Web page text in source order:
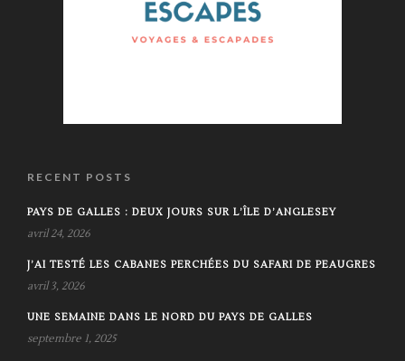
RECENT POSTS
PAYS DE GALLES : DEUX JOURS SUR L’ÎLE D’ANGLESEY
avril 24, 2026
J’AI TESTÉ LES CABANES PERCHÉES DU SAFARI DE PEAUGRES
avril 3, 2026
UNE SEMAINE DANS LE NORD DU PAYS DE GALLES
septembre 1, 2025